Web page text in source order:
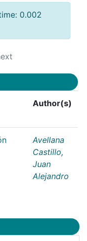
0.002
Author(s)
Avellana
Castillo,
Juan
Alejandro